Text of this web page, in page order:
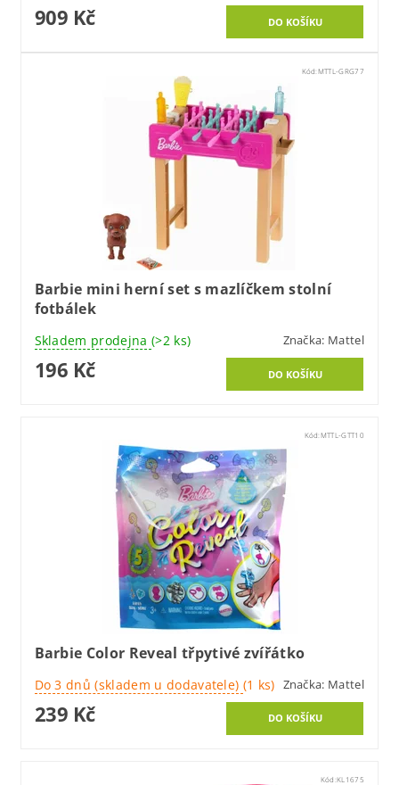
909 Kč
Kód: MTTL-GRG77
Barbie mini herní set s mazlíčkem stolní
fotbálek
Skladem prodejna (>2 ks) Značka: Mattel
196 Kč
Kód: MTTL-GTT10
Barbie Color Reveal třpytivé zvířátko
Do 3 dnů (skladem u dodavatele) (1 ks) Značka: Mattel
239 Kč
Kód:KL1675